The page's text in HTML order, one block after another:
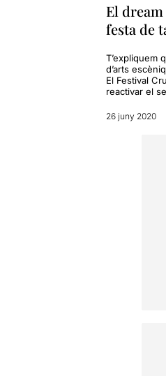
El
festa de
T’expliquem
d’arts
El Festival
reactivar el
26 juny 2020